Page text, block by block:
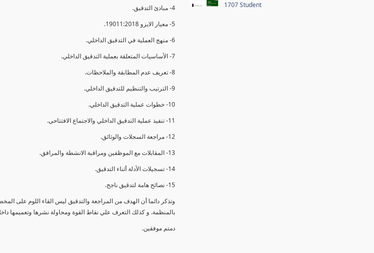
4- مبادئ التدقيق.
5- معيار الايزو 19011:2018.
6- منهج العملية في التدقيق الداخلي.
7- الأساسيات المتعلقة بعملية التدقيق الداخلي.
8- تعريف عدم المطابقة والملاحظات.
9- الترتيب والتنظيم للتدقيق الداخلي.
10- خطوات عملية التدقيق الداخلي.
11- تنفيذ عملية التدقيق الداخلي والاجتماع الافتتاحي.
12- مراجعة السجلات والوثائق.
13- المقابلات مع الموظفين ومراقبة الانشطة والمرافق.
14- تسجيلات الأدلة أثناء التدقيق.
15- نصائح هامة لتدقيق ناجح.
وتذكر دائما أن الهدف من المراجعة والتدقيق ليس القاء اللوم على
بالمنظمة. و كذلك التعرف علي نقاط القوة ومحاولة نشرها وتعميمها
دمتم موفقين.
1707 Student